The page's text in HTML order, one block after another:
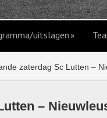
uitslagen
zaterdag Sc Lutten –
–